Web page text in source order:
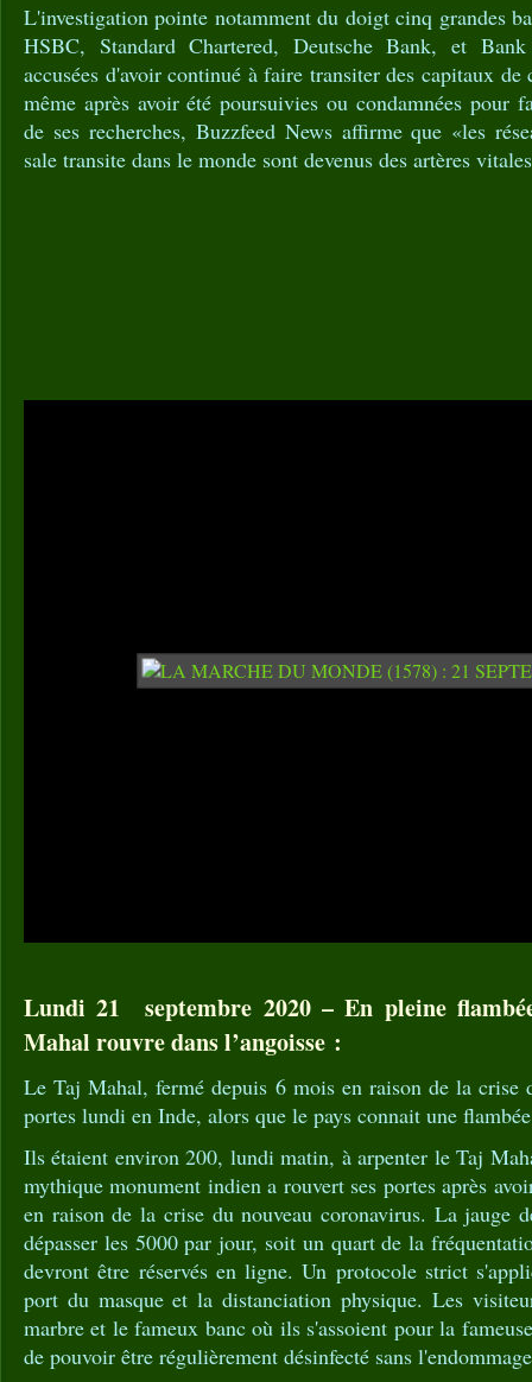
L'investigation pointe notamment du doigt cinq grandes
HSBC, Standard Chartered, Deutsche Bank, et
accusées d'avoir continué à faire transiter des capitaux
même après avoir été poursuivies ou condamnées pour
de ses recherches, Buzzfeed News affirme que «les
sale transite dans le monde sont devenus des artères
Lundi 21 septembre 2020 – En pleine
Mahal rouvre dans l’angoisse :
Le Taj Mahal, fermé depuis 6 mois en raison de la crise
portes lundi en Inde, alors que le pays connait une
Ils étaient environ 200, lundi matin, à arpenter le Taj
mythique monument indien a rouvert ses portes après
en raison de la crise du nouveau coronavirus. La jauge
dépasser les 5000 par jour, soit un quart de la
devront être réservés en ligne. Un protocole strict
port du masque et la distanciation physique. Les
marbre et le fameux banc où ils s'assoient pour la
de pouvoir être régulièrement désinfecté sans